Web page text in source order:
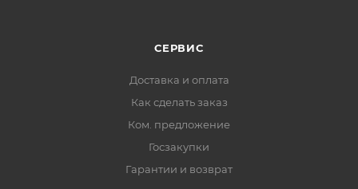
СЕРВИС
Доставка и оплата
Как сделать заказ
Ком. предложение
Госзакупки
Гарантии и возврат